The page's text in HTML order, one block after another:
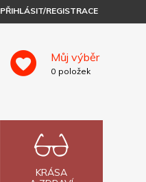
PŘIHLÁSIT/REGISTRACE
Můj výběr
0 položek
KRÁSA